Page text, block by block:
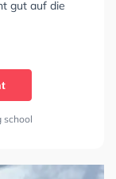
gut auf die
school